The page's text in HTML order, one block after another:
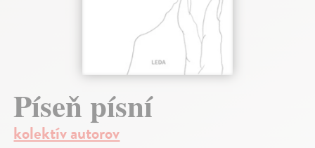
Píseň písní
kolektív autorov